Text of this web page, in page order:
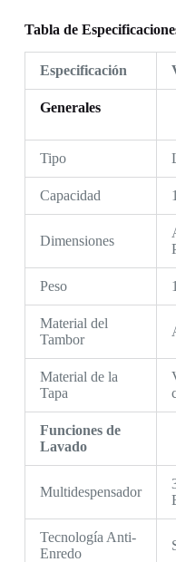
Tabla de
Especificación
Generales
Tipo
Capacidad
Dimensiones
Peso
Material del
Tambor
Material de la
Tapa
Funciones de
Lavado
Multidespensador
Tecnología Anti-
Enredo